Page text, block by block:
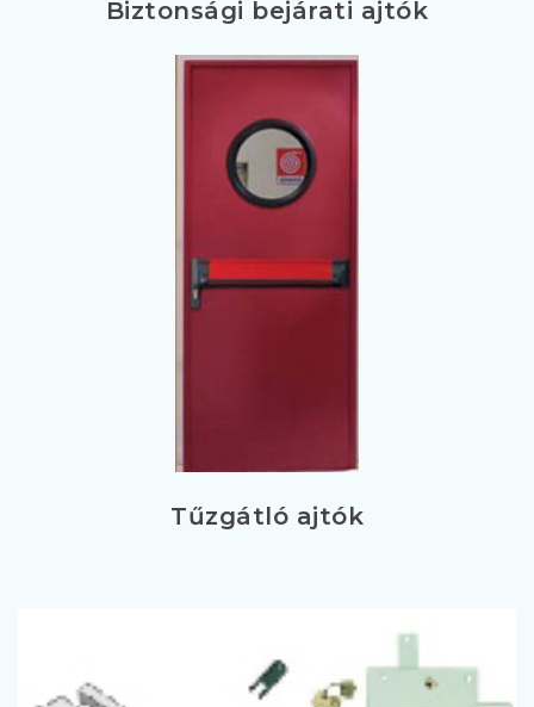
Biztonsági bejárati ajtók
Tűzgátló ajtók